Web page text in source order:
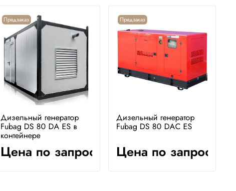
Предзаказ
Дизельный генератор
Fubag DS 80 DA ES в
контейнере
Цена по запросу
Предзаказ
Дизельный генератор
Fubag DS 80 DAC ES
Цена по запросу